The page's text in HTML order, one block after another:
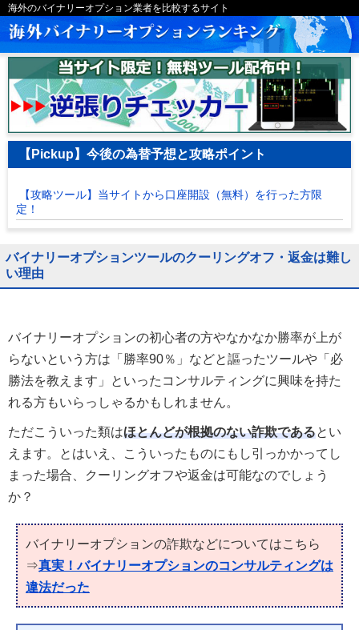
海外のバイナリーオプション業者を比較するサイト
【Pickup】今後の為替予想と攻略ポイント
【攻略ツール】当サイトから口座開設（無料）を行った方限
定！
バイナリーオプションツールのクーリングオフ・返金は難し
い理由
バイナリーオプションの初心者の方やなかなか勝率が上が
らないという方は「勝率90％」などと謳ったツールや「必
勝法を教えます」といったコンサルティングに興味を持た
れる方もいらっしゃるかもしれません。
ただこういった類はほとんどが根拠のない詐欺であるとい
えます。とはいえ、こういったものにもし引っかかってし
まった場合、クーリングオフや返金は可能なのでしょう
か？
バイナリーオプションの詐欺などについてはこちら
⇒真実！バイナリーオプションのコンサルティングは
違法だった